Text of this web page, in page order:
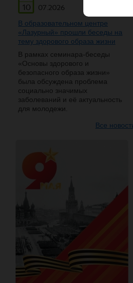
10
07.2026
В образовательном центре
«Лазурный» прошли беседы на
тему здорового образа жизни
В рамках семинара-беседы
«Основы здорового и
безопасного образа жизни»
была обсуждена проблема
социально значимых
заболеваний и её актуальность
для молодежи.
Все